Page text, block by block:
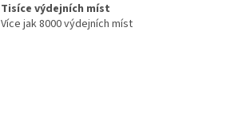
Tisíce výdejních míst
Více jak 8000 výdejních míst